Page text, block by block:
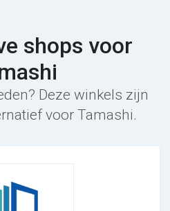
shops voor
Deze winkels zijn
voor Tamashi.